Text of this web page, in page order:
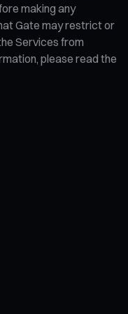
making any
Gate may restrict or
Services from
please read the